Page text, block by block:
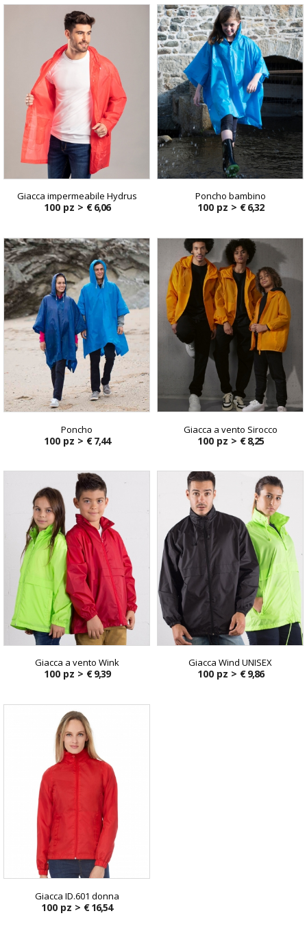
Giacca impermeabile Hydrus
100 pz > € 6,06
Poncho bambino
100 pz > € 6,32
Poncho
100 pz > € 7,44
Giacca a vento Sirocco
100 pz > € 8,25
Giacca a vento Wink
100 pz > € 9,39
Giacca Wind UNISEX
100 pz > € 9,86
Giacca ID.601 donna
100 pz > € 16,54